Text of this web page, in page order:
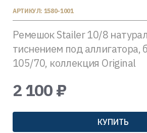
АРТИКУЛ: 1580-1001
Ремешок Stailer 10/8
тиснением под аллигатора,
105/70, коллекция Original
2 100 ₽
КУПИТЬ